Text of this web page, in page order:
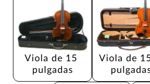
Viola de 15
pulgadas
Viola de